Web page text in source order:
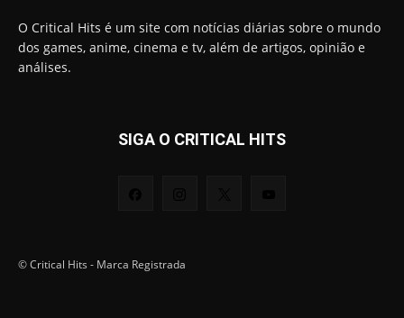
O Critical Hits é um site com notícias diárias sobre o mundo
dos games, anime, cinema e tv, além de artigos, opinião e
análises.
SIGA O CRITICAL HITS
© Critical Hits - Marca Registrada